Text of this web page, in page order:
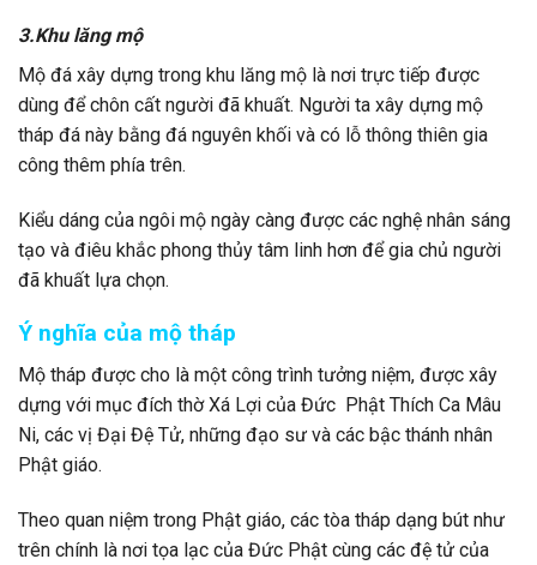
3.Khu lăng mộ
Mộ đá xây dựng trong khu lăng mộ là nơi trực tiếp được
dùng để chôn cất người đã khuất. Người ta xây dựng mộ
tháp đá này bằng đá nguyên khối và có lỗ thông thiên gia
công thêm phía trên.
Kiểu dáng của ngôi mộ ngày càng được các nghệ nhân sáng
tạo và điêu khắc phong thủy tâm linh hơn để gia chủ người
đã khuất lựa chọn.
Ý nghĩa của mộ tháp
Mộ tháp được cho là một công trình tưởng niệm, được xây
dựng với mục đích thờ Xá Lợi của Đức Phật Thích Ca Mâu
Ni, các vị Đại Đệ Tử, những đạo sư và các bậc thánh nhân
Phật giáo.
Theo quan niệm trong Phật giáo, các tòa tháp dạng bút như
trên chính là nơi tọa lạc của Đức Phật cùng các đệ tử của